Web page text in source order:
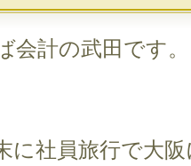
会計の武田です。
に社員旅行で大